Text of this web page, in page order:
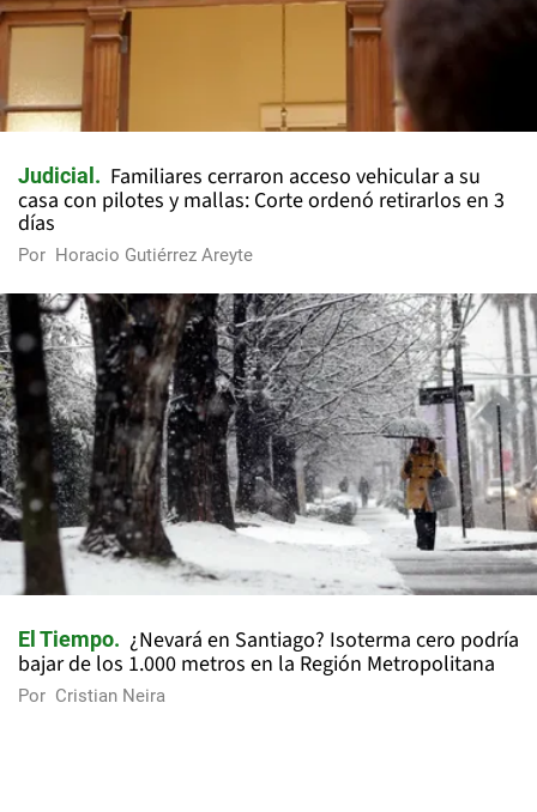
Judicial
Familiares cerraron acceso vehicular a su
casa con pilotes y mallas: Corte ordenó retirarlos en 3
días
Por Horacio Gutiérrez Areyte
El Tiempo
¿Nevará en Santiago? Isoterma cero podría
bajar de los 1.000 metros en la Región Metropolitana
Por Cristian Neira